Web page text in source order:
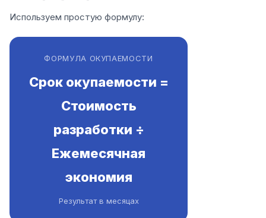
Используем простую формулу:
ФОРМУЛА ОКУПАЕМОСТИ
Срок окупаемости =
Стоимость
разработки ÷
Ежемесячная
экономия
Результат в месяцах